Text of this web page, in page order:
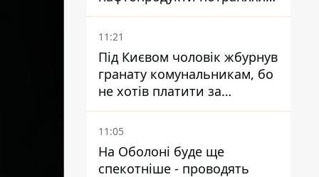
до озер
11:21
Під Києвом чоловік жбурнув
гранату комунальникам, бо
не хотів платити за
квитанціями
11:05
На Оболоні буде ще
спекотніше - проводять